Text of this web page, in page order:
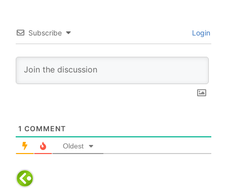
Subscribe Login
1 COMMENT
Oldest